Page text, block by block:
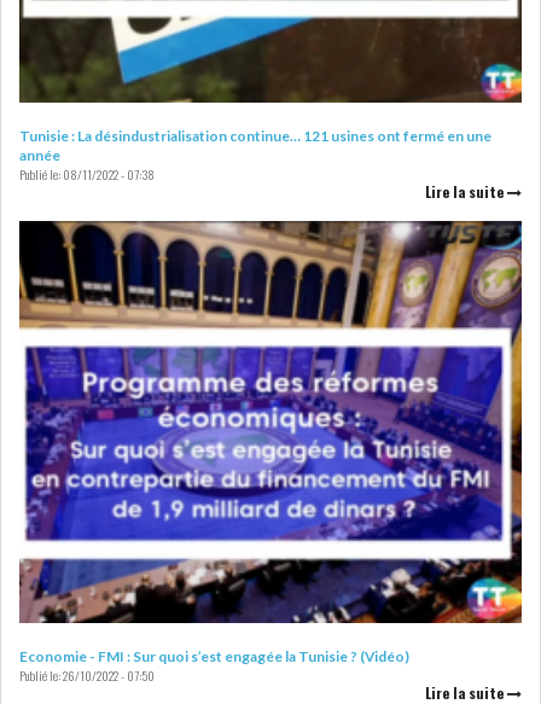
LE DÉFICIT COURANT SE
CREUSE À NOUVEAU,...
INS : L'INFLATION RECULE À
5,1% EN...
IRADA : PREMIER APPEL À
FONDATION POUR L...
RSS
POLITIQUE
Tunisie : La désindustrialisation continue… 121 usines ont fermé en une
année
Publié le:08/11/2022 - 07:38
Lire la suite
Economie - FMI : Sur quoi s’est engagée la Tunisie ? (Vidéo)
Publié le:26/10/2022 - 07:50
Lire la suite